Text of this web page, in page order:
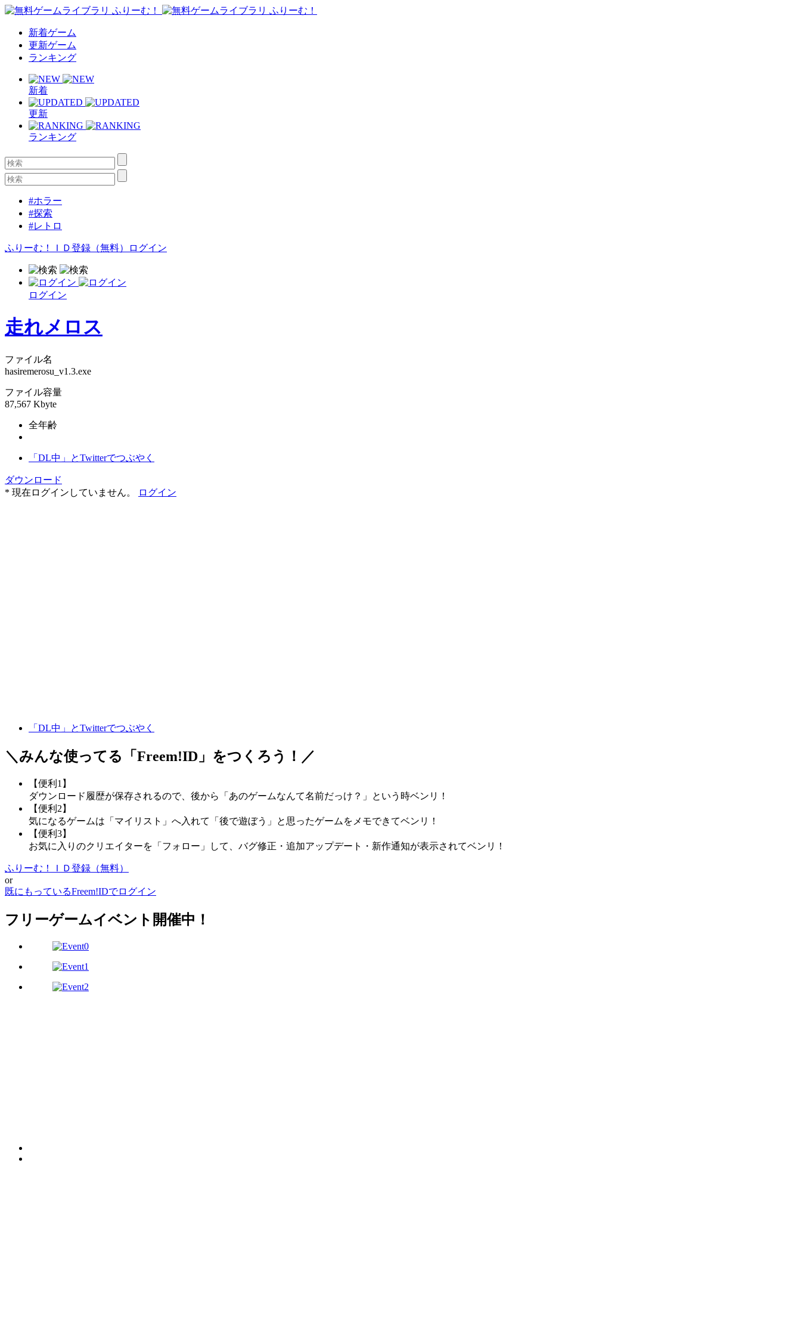
新着ゲーム
更新ゲーム
ランキング
新着
更新
ランキング
#ホラー
#探索
#レトロ
ふりーむ！ＩＤ登録（無料） ログイン
ログイン
走れメロス
ファイル名
hasiremerosu_v1.3.exe
ファイル容量
87,567 Kbyte
全年齢
「DL中」とTwitterでつぶやく
ダウンロード
* 現在ログインしていません。
ログイン
「DL中」とTwitterでつぶやく
＼みんな使ってる「 Freem!ID 」をつくろう！／
【便利1】
ダウンロード履歴が保存されるので、後から「あのゲームなんて名前だっけ？」という時ベンリ！
【便利2】
気になるゲームは「マイリスト」へ入れて「後で遊ぼう」と思ったゲームをメモできてベンリ！
【便利3】
お気に入りのクリエイターを「フォロー」して、バグ修正・追加アップデート・新作通知が表示されてベンリ！
ふりーむ！ＩＤ登録（無料）
or
既にもっているFreem!IDでログイン
フリーゲームイベント開催中！